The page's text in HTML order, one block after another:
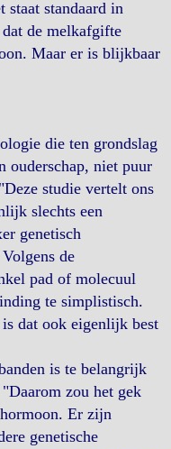
staat standaard in
dat de melkafgifte
Maar er is blijkbaar
die ten grondslag
ouderschap, niet puur
studie vertelt ons
slechts een
genetisch
de
pad of molecuul
te simplistisch.
dat ook eigenlijk best
is te belangrijk
zou het gek
Er zijn
genetische